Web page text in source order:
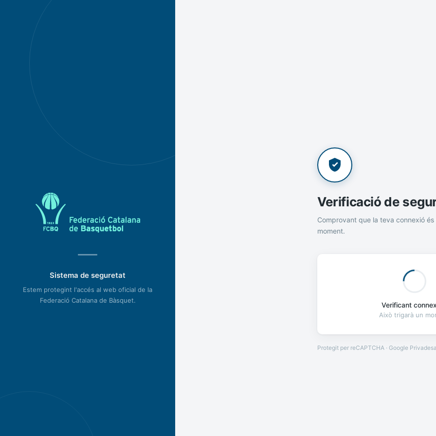
Sistema de seguretat
Estem protegint l'accés al web oficial de la
Federació Catalana de Bàsquet.
Verificació de
Comprovant que la teva connexió és
moment.
Verificant
Això trigarà un
Protegit per reCAPTCHA · Google Privadesa